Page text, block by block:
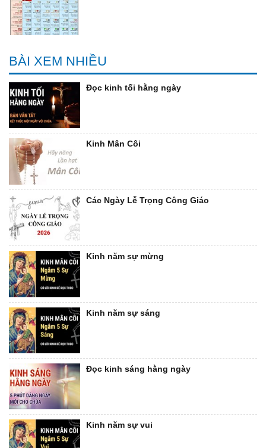
BÀI XEM NHIỀU
Đọc kinh tối hằng ngày
Kinh Mân Côi
Các Ngày Lễ Trọng Công Giáo
Kinh năm sự mừng
Kinh năm sự sáng
Đọc kinh sáng hằng ngày
Kinh năm sự vui